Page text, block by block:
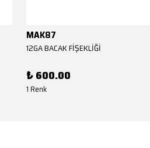
MAK87
12GA BACAK FİŞEKLİĞİ
₺ 600.00
1 Renk